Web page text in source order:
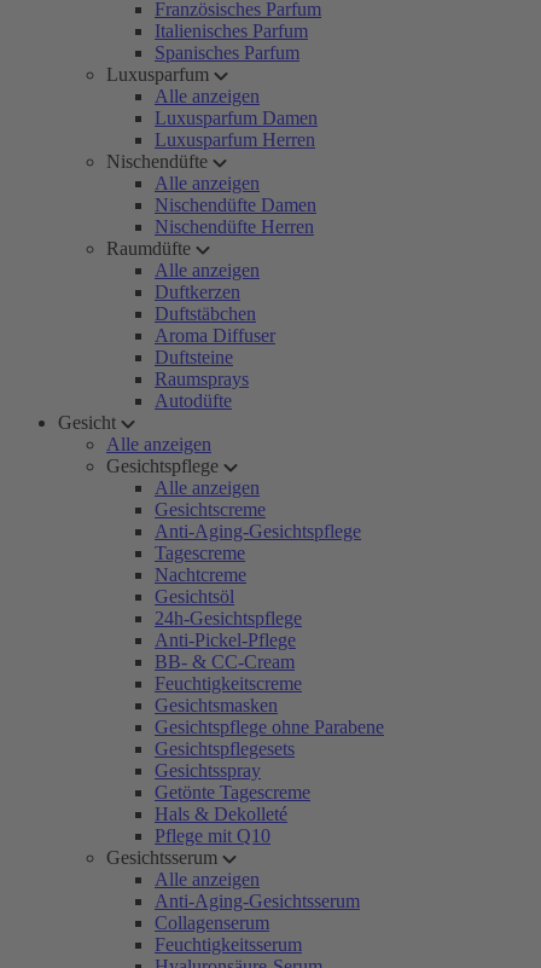
Französisches Parfum
Italienisches Parfum
Spanisches Parfum
Luxusparfum
Alle anzeigen
Luxusparfum Damen
Luxusparfum Herren
Nischendüfte
Alle anzeigen
Nischendüfte Damen
Nischendüfte Herren
Raumdüfte
Alle anzeigen
Duftkerzen
Duftstäbchen
Aroma Diffuser
Duftsteine
Raumsprays
Autodüfte
Gesicht
Alle anzeigen
Gesichtspflege
Alle anzeigen
Gesichtscreme
Anti-Aging-Gesichtspflege
Tagescreme
Nachtcreme
Gesichtsöl
24h-Gesichtspflege
Anti-Pickel-Pflege
BB- & CC-Cream
Feuchtigkeitscreme
Gesichtsmasken
Gesichtspflege ohne Parabene
Gesichtspflegesets
Gesichtsspray
Getönte Tagescreme
Hals & Dekolleté
Pflege mit Q10
Gesichtsserum
Alle anzeigen
Anti-Aging-Gesichtsserum
Collagenserum
Feuchtigkeitsserum